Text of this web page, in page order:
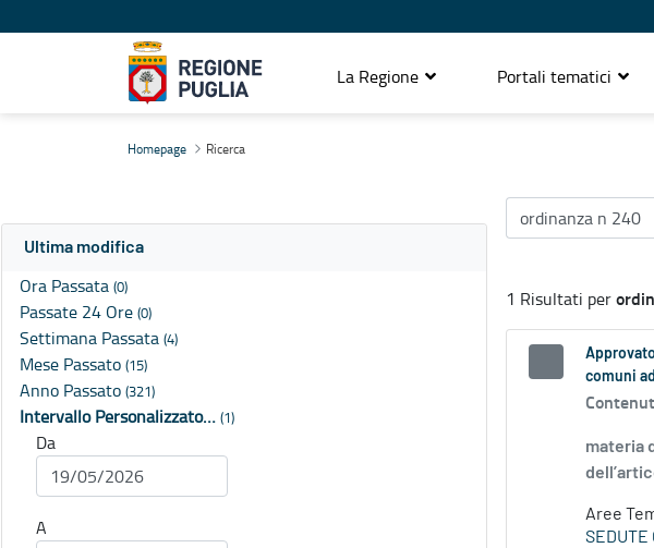
La Regione Portali tematici
Homepage Ricerca
Ultima modifica
Ora Passata (0)
Passate 24 Ore (0)
Settimana Passata (4)
Mese Passato (15)
Anno Passato (321)
Intervallo Personalizzato… (1)
Da
A
1 Risultati per
comuni
materia
Aree
SEDUTE